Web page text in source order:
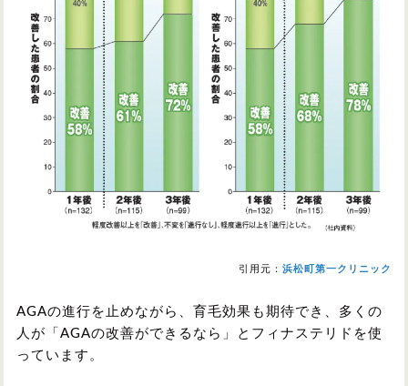
引用元： 浜松町第一クリニック
AGAの進行を止めながら、育毛効果も期待でき、多くの
人が「AGAの改善ができるなら」とフィナステリドを使
っています。